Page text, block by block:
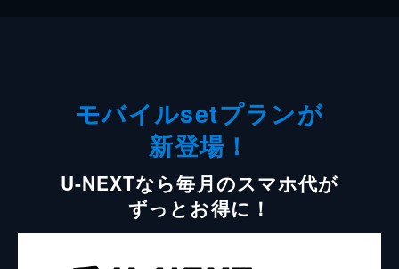
モバイルsetプランが
新登場！
U-NEXTなら毎月のスマホ代が
ずっとお得に！